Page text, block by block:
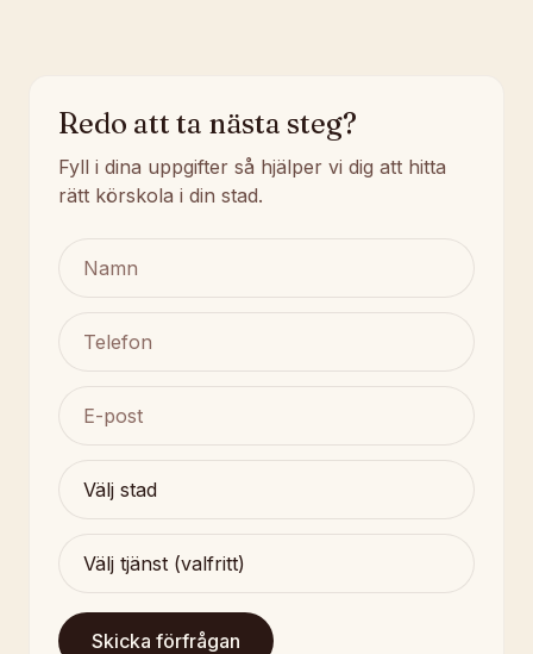
Redo att ta nästa steg?
Fyll i dina uppgifter så hjälper vi dig att hitta
rätt körskola i din stad.
Skicka förfrågan